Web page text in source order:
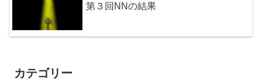
第３回NNの結果
カテゴリー